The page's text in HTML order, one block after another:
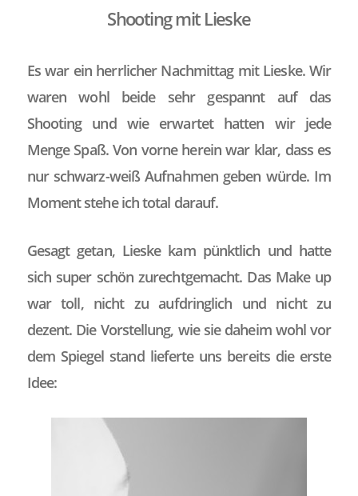
Shooting mit Lieske
Es war ein herrlicher Nachmittag mit Lieske. Wir
waren wohl beide sehr gespannt auf das
Shooting und wie erwartet hatten wir jede
Menge Spaß. Von vorne herein war klar, dass es
nur schwarz-weiß Aufnahmen geben würde. Im
Moment stehe ich total darauf.
Gesagt getan, Lieske kam pünktlich und hatte
sich super schön zurechtgemacht. Das Make up
war toll, nicht zu aufdringlich und nicht zu
dezent. Die Vorstellung, wie sie daheim wohl vor
dem Spiegel stand lieferte uns bereits die erste
Idee: